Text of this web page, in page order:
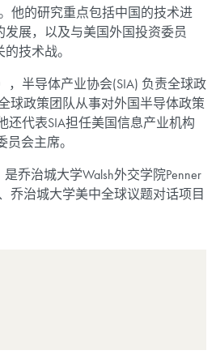
他的研究重点包括中国的技术进
展，以及与美国外国投资委员
技术战。
），半导体产业协会(SIA) 负责全球政
球政策团队从事对外国半导体政策
还代表SIA担任美国信息产业机构
员会主席。
是乔治城大学Walsh外交学院Penner
乔治城大学美中全球议题对话项目